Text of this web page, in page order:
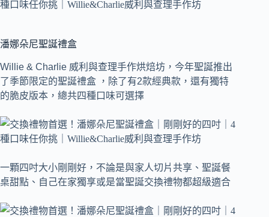
潘娜朵尼聖誕禮盒
Willie & Charlie 威利與查理手作烘焙坊，今年聖誕推出
了季節限定的聖誕禮盒 ，除了有2款經典款，還有獨特
的脆皮版本，總共四種口味可選擇
一顆四吋大小剛剛好，不論是與家人切片共享、聖誕餐
桌甜點、自己在家獨享或是當聖誕交換禮物都超級適合